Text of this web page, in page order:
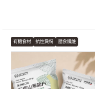
有機食材 抗性澱粉 膳食纖維